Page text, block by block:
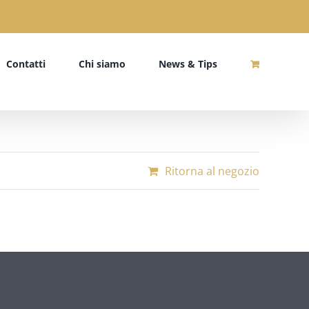
Contatti Chi siamo News & Tips
Ritorna al negozio